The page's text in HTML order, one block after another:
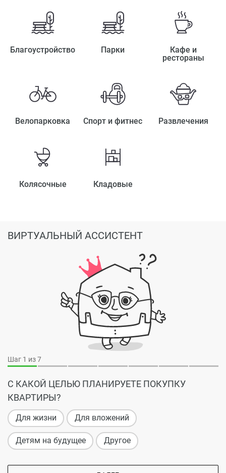
Благоустройство Парки
Кафе и
рестораны
Велопарковка Спорт и фитнес Развлечения
Колясочные Кладовые
Шаг 1 из 7
С КАКОЙ ЦЕЛЬЮ ПЛАНИРУЕТЕ ПОКУПКУ
КВАРТИРЫ?
Для жизни Для вложений
Детям на будущее Другое
ВИРТУАЛЬНЫЙ АССИСТЕНТ